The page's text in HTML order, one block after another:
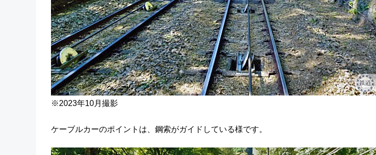
※2023年10月撮影
ケーブルカーのポイントは、鋼索がガイドしている様です。